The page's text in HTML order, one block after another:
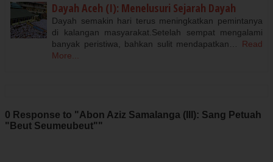
Dayah Aceh (I): Menelusuri Sejarah Dayah
Dayah semakin hari terus meningkatkan pemintanya
di kalangan masyarakat.Setelah sempat mengalami
banyak peristiwa, bahkan sulit mendapatkan…
Read
More...
0 Response to "Abon Aziz Samalanga (III): Sang Petuah
"Beut Seumeubeut""